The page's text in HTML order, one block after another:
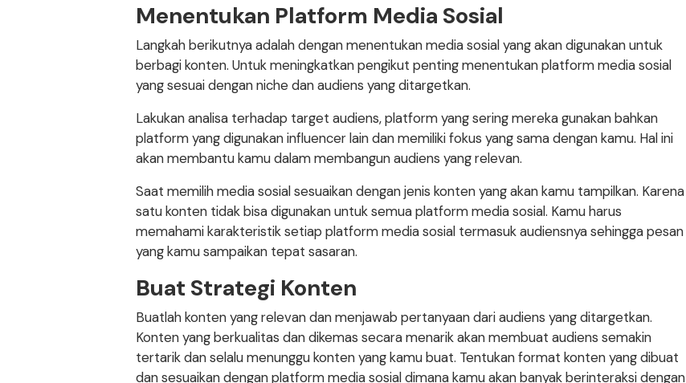
Menentukan Platform Media Sosial
Langkah berikutnya adalah dengan menentukan media sosial yang akan digunakan untuk
berbagi konten. Untuk meningkatkan pengikut penting menentukan platform media sosial
yang sesuai dengan niche dan audiens yang ditargetkan.
Lakukan analisa terhadap target audiens, platform yang sering mereka gunakan bahkan
platform yang digunakan influencer lain dan memiliki fokus yang sama dengan kamu. Hal ini
akan membantu kamu dalam membangun audiens yang relevan.
Saat memilih media sosial sesuaikan dengan jenis konten yang akan kamu tampilkan. Karena
satu konten tidak bisa digunakan untuk semua platform media sosial. Kamu harus
memahami karakteristik setiap platform media sosial termasuk audiensnya sehingga pesan
yang kamu sampaikan tepat sasaran.
Buat Strategi Konten
Buatlah konten yang relevan dan menjawab pertanyaan dari audiens yang ditargetkan.
Konten yang berkualitas dan dikemas secara menarik akan membuat audiens semakin
tertarik dan selalu menunggu konten yang kamu buat. Tentukan format konten yang dibuat
dan sesuaikan dengan platform media sosial dimana kamu akan banyak berinteraksi dengan